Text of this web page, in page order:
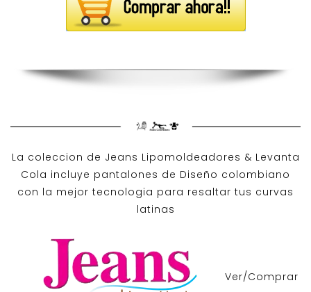
La coleccion de Jeans Lipomoldeadores & Levanta
Cola incluye pantalones de Diseño colombiano
con la mejor tecnologia para resaltar tus curvas
latinas
Ver/Comprar